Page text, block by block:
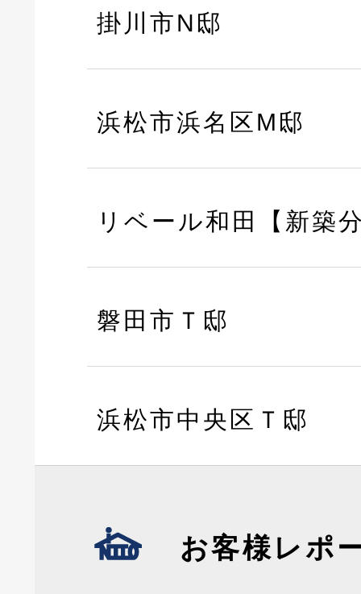
掛川市N邸
浜松市浜名区M邸
リベール和田【新築
磐田市Ｔ邸
浜松市中央区Ｔ邸
お客様レポ